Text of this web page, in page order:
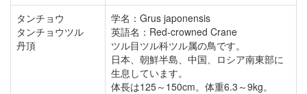
タンチョウ
タンチョウツル
丹頂
学名：Grus japonensis
英語名：Red-crowned Crane
ツル目ツル科ツル属の鳥です。
日本、朝鮮半島、中国、ロシア南東部に
生息しています。
体長は125～150cm。体重6.3～9kg。